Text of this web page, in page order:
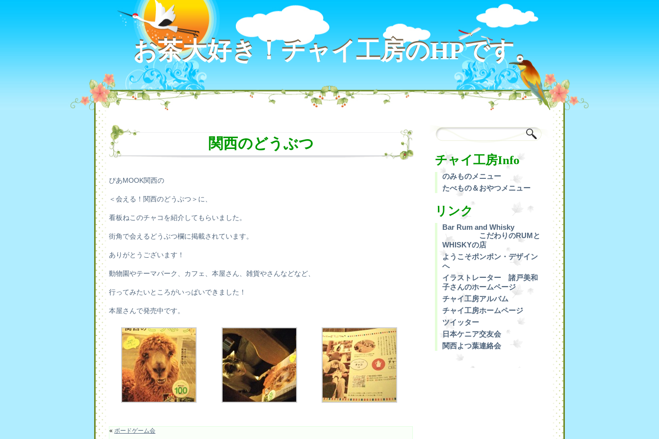
お茶大好き！チャイ工房のHPです。
お茶大好き！チャイ工房のHPです。
関西のどうぶつ
ぴあMOOK関西の
＜会える！関西のどうぶつ＞に、
看板ねこのチャコを紹介してもらいました。
街角で会えるどうぶつ欄に掲載されています。
ありがとうございます！
動物園やテーマパーク、カフェ、本屋さん、雑貨やさんなどなど、
行ってみたいところがいっぱいできました！
本屋さんで発売中です。
« ボードゲーム会
チャイ工房Info
のみものメニュー
たべもの＆おやつメニュー
リンク
Bar Rum and Whisky
こだわりのRUMと
WHISKYの店
ようこそポンポン・デザイン
へ
イラストレーター 諸戸美和
子さんのホームページ
チャイ工房アルバム
チャイ工房ホームページ
ツイッター
日本ケニア交友会
関西よつ葉連絡会